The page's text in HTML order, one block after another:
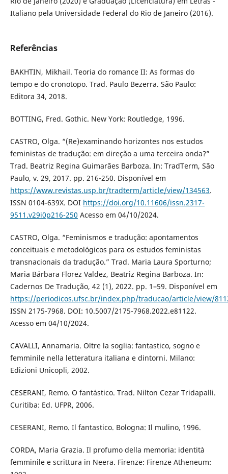
Italiano pela Universidade Federal do Rio de Janeiro (2016).
Referências
BAKHTIN, Mikhail. Teoria do romance II: As formas do
tempo e do cronotopo. Trad. Paulo Bezerra. São Paulo:
Editora 34, 2018.
BOTTING, Fred. Gothic. New York: Routledge, 1996.
CASTRO, Olga. “(Re)examinando horizontes nos estudos
feministas de tradução: em direção a uma terceira onda?”
Trad. Beatriz Regina Guimarães Barboza. In: TradTerm, São
Paulo, v. 29, 2017. pp. 216-250. Disponível em
https://www.revistas.usp.br/tradterm/article/view/134563.
ISSN 0104-639X. DOI https://doi.org/10.11606/issn.2317-
9511.v29i0p216-250 Acesso em 04/10/2024.
CASTRO, Olga. “Feminismos e tradução: apontamentos
conceituais e metodológicos para os estudos feministas
transnacionais da tradução.” Trad. Maria Laura Sporturno;
Maria Bárbara Florez Valdez, Beatriz Regina Barboza. In:
Cadernos De Tradução, 42 (1), 2022. pp. 1–59. Disponível em
https://periodicos.ufsc.br/index.php/traducao/article/view/
ISSN 2175-7968. DOI: 10.5007/2175-7968.2022.e81122.
Acesso em 04/10/2024.
CAVALLI, Annamaria. Oltre la soglia: fantastico, sogno e
femminile nella letteratura italiana e dintorni. Milano:
Edizioni Unicopli, 2002.
CESERANI, Remo. O fantástico. Trad. Nilton Cezar Tridapalli.
Curitiba: Ed. UFPR, 2006.
CESERANI, Remo. Il fantastico. Bologna: Il mulino, 1996.
CORDA, Maria Grazia. Il profumo della memoria: identità
femminile e scrittura in Neera. Firenze: Firenze Atheneum: